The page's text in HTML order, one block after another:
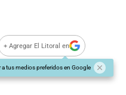
+ Agregar El Litoral en
a tus medios preferidos en Google